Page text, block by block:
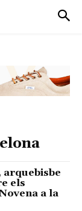
arquebisbe
els
a la